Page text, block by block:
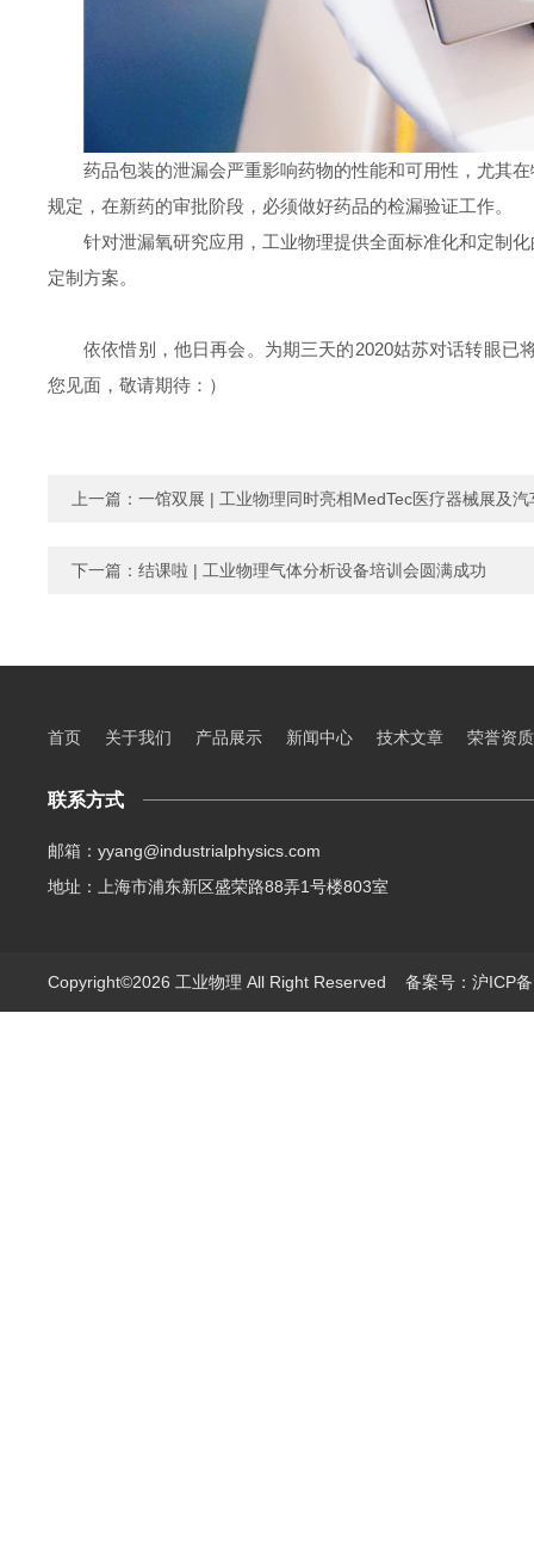
药品包装的泄漏会严重影响药物的性能和可用性，尤其
规定，在新药的审批阶段，必须做好药品的检漏验证工作。
针对泄漏氧研究应用，工业物理提供全面标准化和定制
定制方案。
依依惜别，他日再会。为期三天的2020姑苏对话转眼
您见面，敬请期待：）
上一篇： 一馆双展 | 工业物理同时亮相MedTec医疗器械展及汽
下一篇： 结课啦 | 工业物理气体分析设备培训会圆满成功
首页 关于我们 产品展示 新闻中心 技术文章 荣誉资质
联系方式
邮箱：yyang@industrialphysics.com
地址：上海市浦东新区盛荣路88弄1号楼803室
Copyright©2026 工业物理 All Right Reserved 备案号：沪ICP